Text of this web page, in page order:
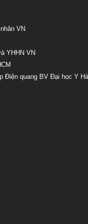
VN
YHHN VN
Điện quang BV Đại học Y